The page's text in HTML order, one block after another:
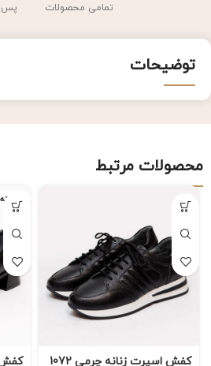
تمامی محصولات
پس
توضیحات
محصولات مرتبط
کفش اسپرت زنانه چرمی 1072 کفش